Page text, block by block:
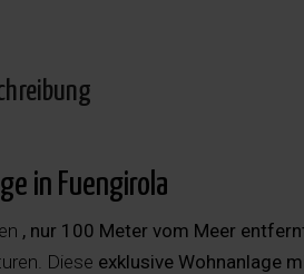
in Fuengirola
, nur 100 Meter vom Meer
Diese exklusive Wohnanlage